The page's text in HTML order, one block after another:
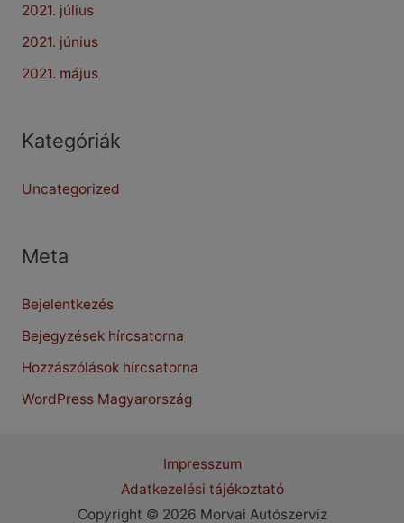
2021. július
2021. június
2021. május
Kategóriák
Uncategorized
Meta
Bejelentkezés
Bejegyzések hírcsatorna
Hozzászólások hírcsatorna
WordPress Magyarország
Impresszum
Adatkezelési tájékoztató
Copyright © 2026 Morvai Autószerviz